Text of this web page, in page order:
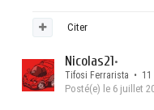
Citer
Nicolas21•
Tifosi Ferrarista • 11
Posté(e) le 6 juillet